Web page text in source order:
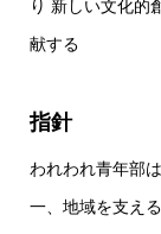
り 新しい文化的
献する
指針
われわれ青年部は
一、地域を支え